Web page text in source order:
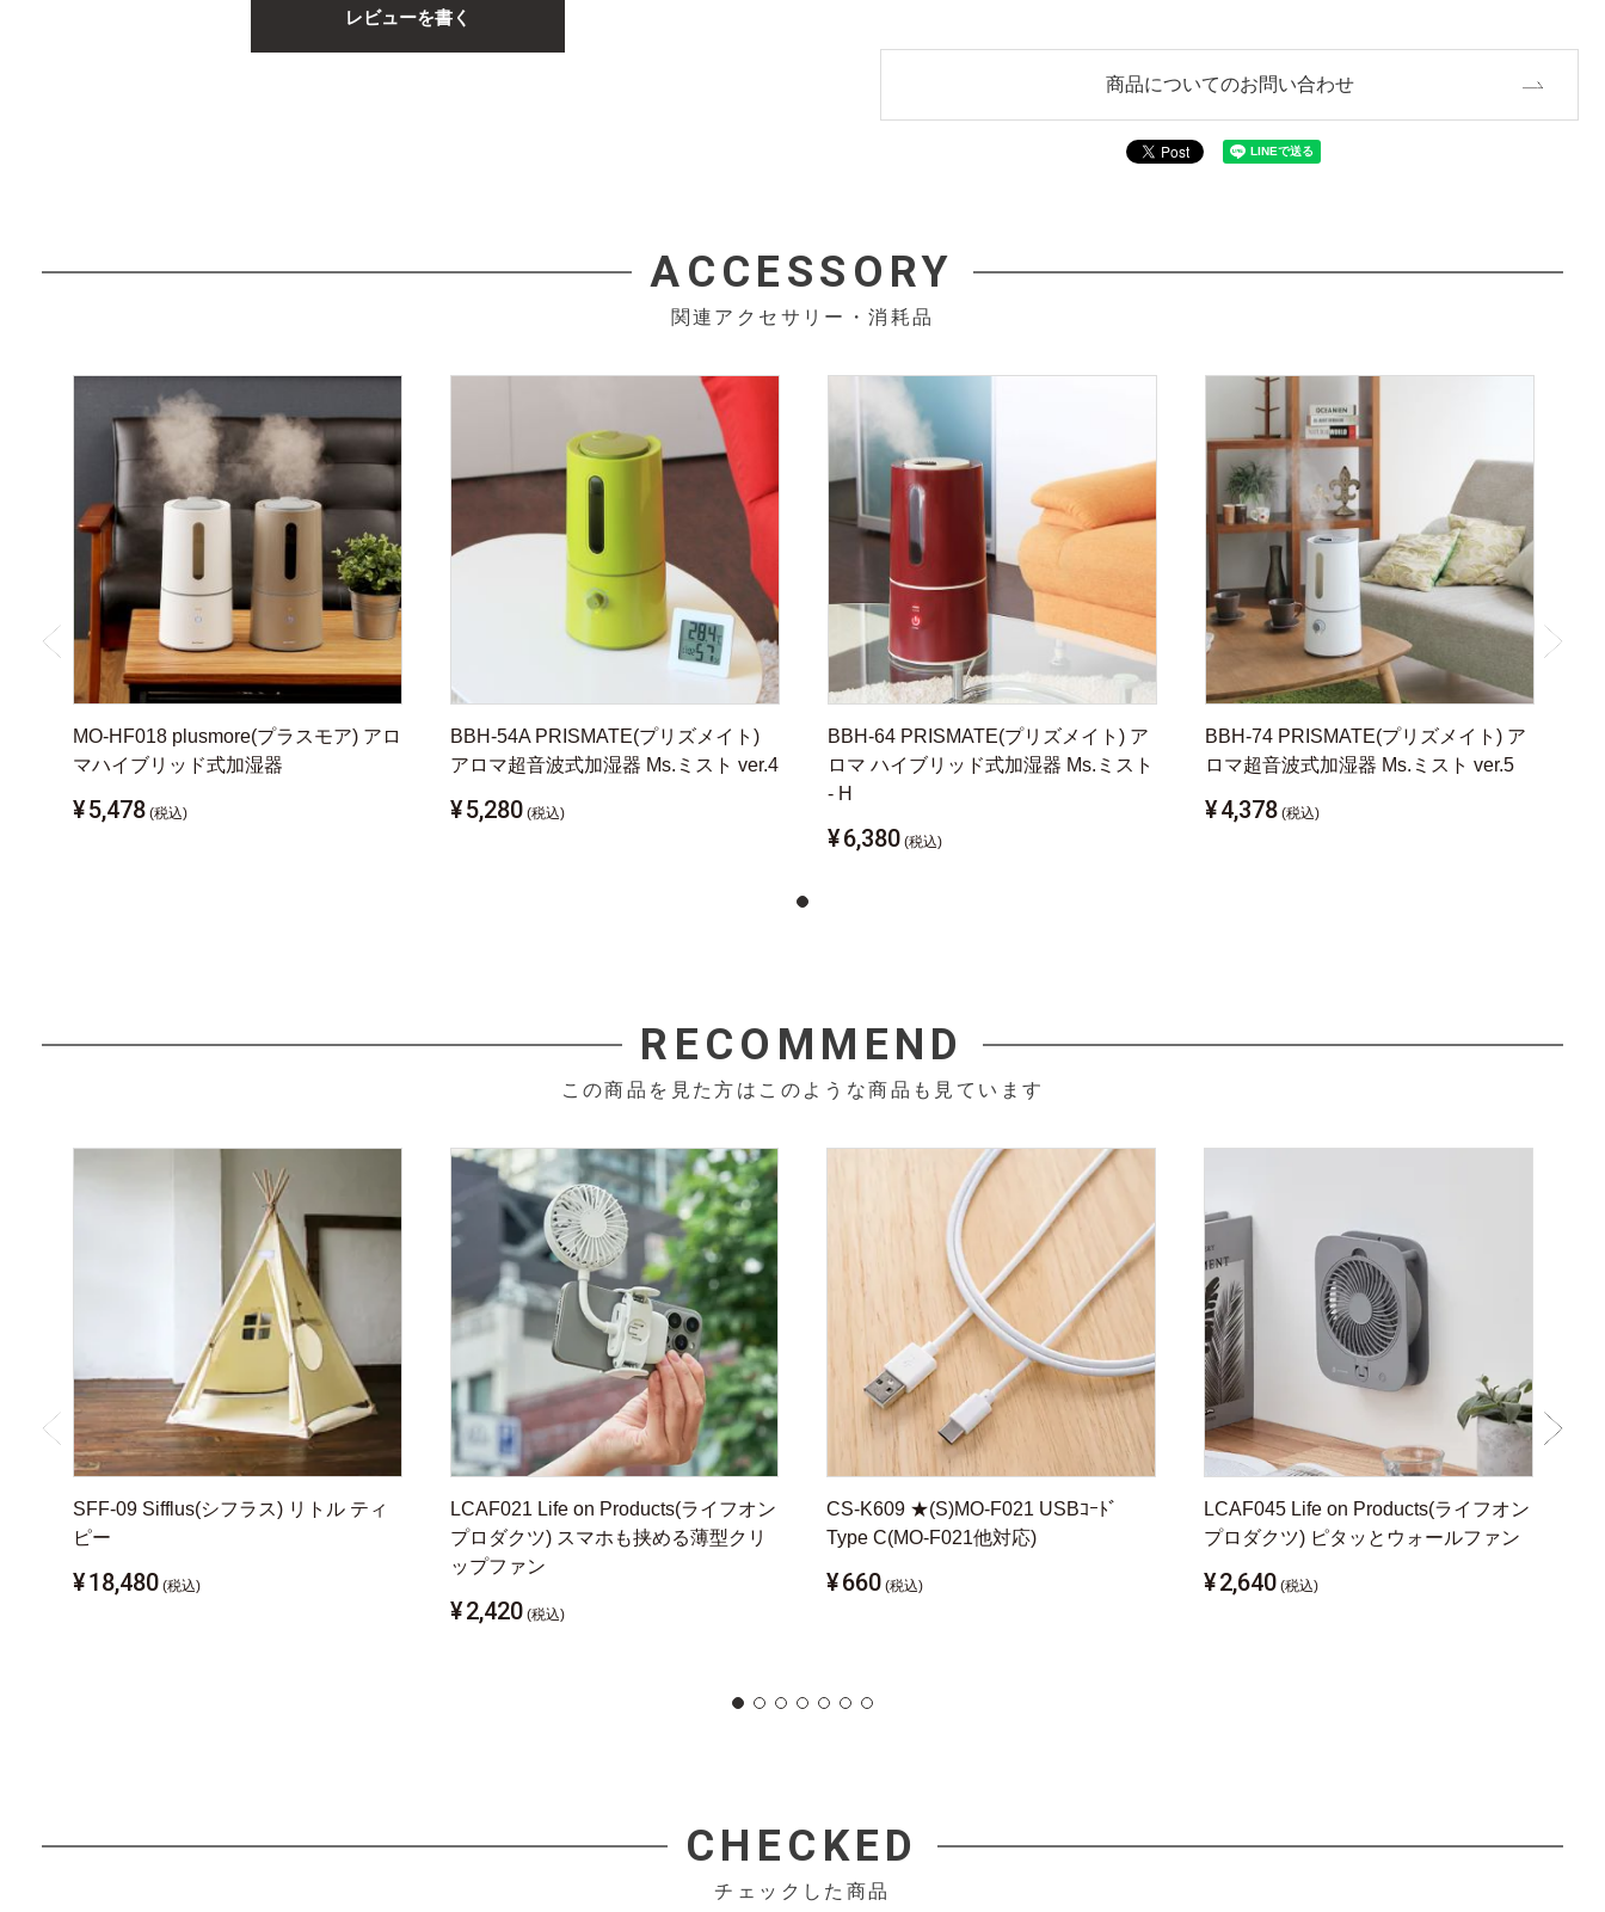
レビューを書く
商品についてのお問い合わせ
ACCESSORY
関連アクセサリー・消耗品
MO-HF018 plusmore(プラスモア) アロ
マハイブリッド式加湿器
¥5,478 (税込)
BBH-54A PRISMATE(プリズメイト)
アロマ超音波式加湿器 Ms.ミスト ver.4
¥5,280 (税込)
BBH-64 PRISMATE(プリズメイト) ア
ロマ ハイブリッド式加湿器 Ms.ミスト
- H
¥6,380 (税込)
BBH-74 PRISMATE(プリズメイト) ア
ロマ超音波式加湿器 Ms.ミスト ver.5
¥4,378 (税込)
RECOMMEND
この商品を見た方はこのような商品も見ています
SFF-09 Sifflus(シフラス) リトル ティ
ピー
¥18,480 (税込)
LCAF021 Life on Products(ライフオン
プロダクツ) スマホも挟める薄型クリ
ップファン
¥2,420 (税込)
CS-K609 ★(S)MO-F021 USBｺｰﾄﾞ
Type C(MO-F021他対応)
¥660 (税込)
LCAF045 Life on Products(ライフオン
プロダクツ) ピタッとウォールファン
¥2,640 (税込)
CHECKED
チェックした商品